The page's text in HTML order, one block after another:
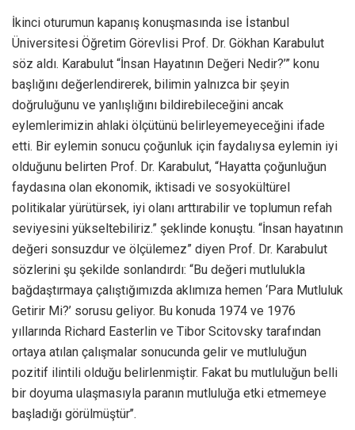
İkinci oturumun kapanış konuşmasında ise İstanbul
Üniversitesi Öğretim Görevlisi Prof. Dr. Gökhan Karabulut
söz aldı. Karabulut “İnsan Hayatının Değeri Nedir?’” konu
başlığını değerlendirerek, bilimin yalnızca bir şeyin
doğruluğunu ve yanlışlığını bildirebileceğini ancak
eylemlerimizin ahlaki ölçütünü belirleyemeyeceğini ifade
etti. Bir eylemin sonucu çoğunluk için faydalıysa eylemin iyi
olduğunu belirten Prof. Dr. Karabulut, “Hayatta çoğunluğun
faydasına olan ekonomik, iktisadi ve sosyokültürel
politikalar yürütürsek, iyi olanı arttırabilir ve toplumun refah
seviyesini yükseltebiliriz.” şeklinde konuştu. “İnsan hayatının
değeri sonsuzdur ve ölçülemez” diyen Prof. Dr. Karabulut
sözlerini şu şekilde sonlandırdı: “Bu değeri mutlulukla
bağdaştırmaya çalıştığımızda aklımıza hemen ‘Para Mutluluk
Getirir Mi?’ sorusu geliyor. Bu konuda 1974 ve 1976
yıllarında Richard Easterlin ve Tibor Scitovsky tarafından
ortaya atılan çalışmalar sonucunda gelir ve mutluluğun
pozitif ilintili olduğu belirlenmiştir. Fakat bu mutluluğun belli
bir doyuma ulaşmasıyla paranın mutluluğa etki etmemeye
başladığı görülmüştür’’.